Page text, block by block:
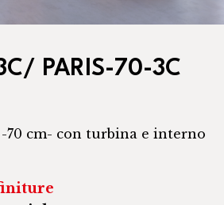
PARIS-70-3C
70 cm- con turbina e interno